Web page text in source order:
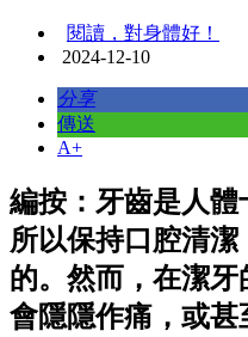
閱讀，對身體好！
2024-12-10
分享
傳送
A+
編按：牙齒是人體
所以保持口腔清
的。然而，在潔
會隱隱作痛，或